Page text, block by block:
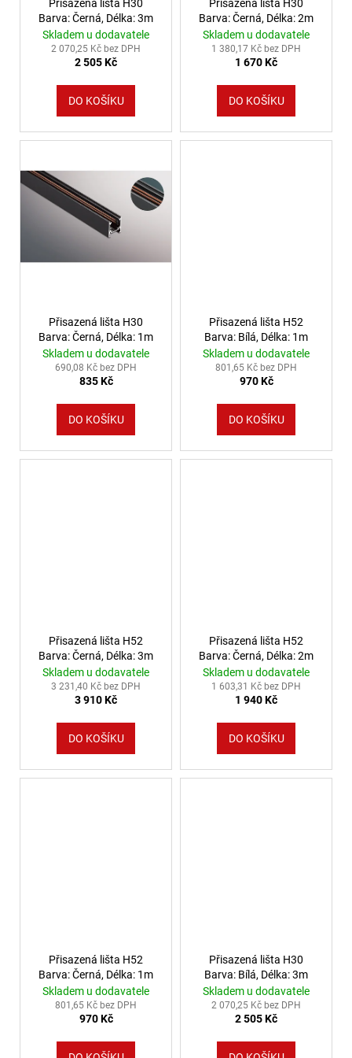
Přisazená lišta H30
Barva: Černá, Délka: 3m
Skladem u dodavatele
2 070,25 Kč bez DPH
2 505 Kč
DO KOŠÍKU
Přisazená lišta H30
Barva: Černá, Délka: 2m
Skladem u dodavatele
1 380,17 Kč bez DPH
1 670 Kč
DO KOŠÍKU
Přisazená lišta H30
Barva: Černá, Délka: 1m
Skladem u dodavatele
690,08 Kč bez DPH
835 Kč
DO KOŠÍKU
Přisazená lišta H52
Barva: Bílá, Délka: 1m
Skladem u dodavatele
801,65 Kč bez DPH
970 Kč
DO KOŠÍKU
Přisazená lišta H52
Barva: Černá, Délka: 3m
Skladem u dodavatele
3 231,40 Kč bez DPH
3 910 Kč
DO KOŠÍKU
Přisazená lišta H52
Barva: Černá, Délka: 2m
Skladem u dodavatele
1 603,31 Kč bez DPH
1 940 Kč
DO KOŠÍKU
Přisazená lišta H52
Barva: Černá, Délka: 1m
Skladem u dodavatele
801,65 Kč bez DPH
970 Kč
Přisazená lišta H30
Barva: Bílá, Délka: 3m
Skladem u dodavatele
2 070,25 Kč bez DPH
2 505 Kč